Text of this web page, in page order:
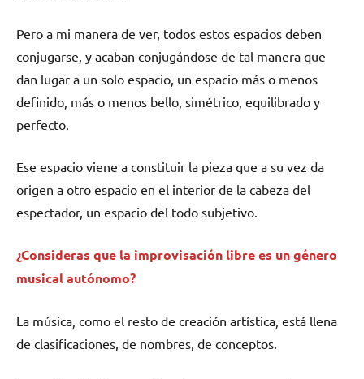
Pero a mi manera de ver, todos estos espacios deben
conjugarse, y acaban conjugándose de tal manera que
dan lugar a un solo espacio, un espacio más o menos
definido, más o menos bello, simétrico, equilibrado y
perfecto.
Ese espacio viene a constituir la pieza que a su vez da
origen a otro espacio en el interior de la cabeza del
espectador, un espacio del todo subjetivo.
¿Consideras que la improvisación libre es un género
musical autónomo?
La música, como el resto de creación artística, está llena
de clasificaciones, de nombres, de conceptos.